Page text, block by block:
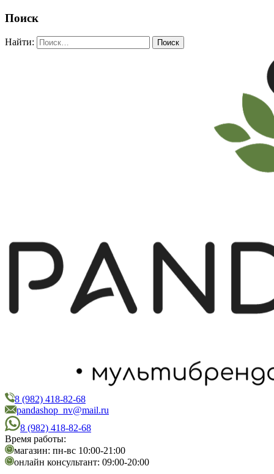
Поиск
Найти:
PandaShop
Интернет-магазин косметики
8 (982) 418-82-68
pandashop_nv@mail.ru
8 (982) 418-82-68
Время работы:
магазин: пн-вс 10:00-21:00
онлайн консультант: 09:00-20:00